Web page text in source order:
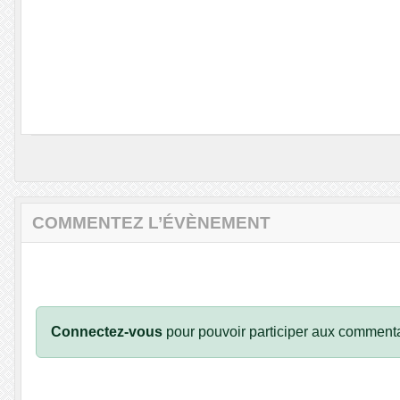
COMMENTEZ L’ÉVÈNEMENT
Connectez-vous pour pouvoir participer aux